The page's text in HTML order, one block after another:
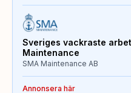
Sveriges vackraste
Maintenance
SMA Maintenance AB
Annonsera här